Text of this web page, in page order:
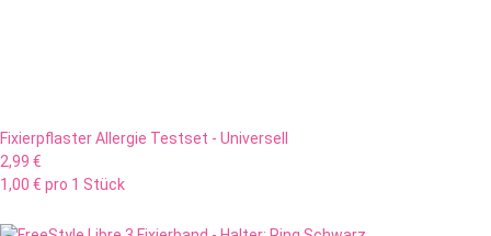
Fixierpflaster Allergie Testset - Universell
2,99 €
1,00 € pro 1 Stück